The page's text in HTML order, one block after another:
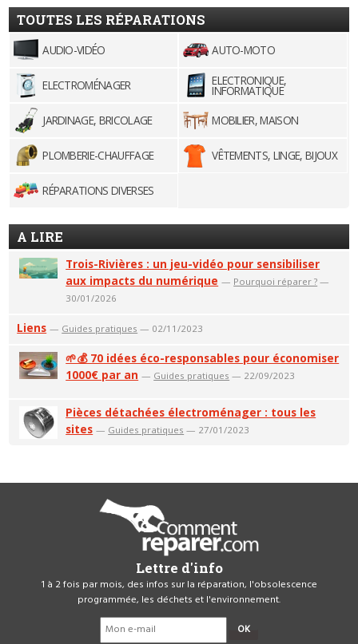
TOUTES LES RÉPARATIONS
AUDIO-VIDÉO AUTO-MOTO
ELECTROMÉNAGER ELECTRONIQUE,
INFORMATIQUE
JARDINAGE, BRICOLAGE
MOBILIER, MAISON
PLOMBERIE-CHAUFFAGE VÊTEMENTS, LINGE, BIJOUX
RÉPARATIONS DIVERSES
A LIRE
Trois-Rivières : un jeu-vidéo pour sensibiliser
aux impacts du numérique — Pourquoi réparer ? —
30/01/2026
Liens — Guides pratiques — 02/11/2023
🌱💰 70 idées éco-responsables pour économiser
1000€ par an — Guides pratiques — 22/09/2023
Pièces détachées électroménager : tous les
sites — Guides pratiques — 27/01/2023
Lettre d'info
1 à 2 fois par mois, des infos sur la réparation, l'obsolescence
programmée, les déchets et l'environnement.
OK